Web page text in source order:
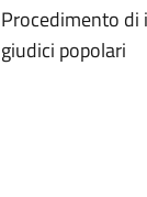
Procedimento di
giudici popolari